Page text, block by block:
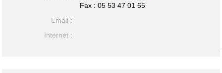
Fax : 05 53 47 01 65
Email :
Internet :
-